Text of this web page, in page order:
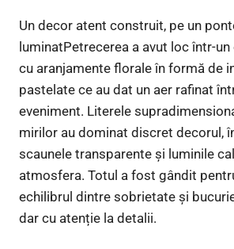
Un decor atent construit, pe un
luminatPetrecerea a avut loc într-
cu aranjamente florale în formă de
pastelate ce au dat un aer rafinat
eveniment. Literele
mirilor au dominat discret decorul,
scaunele transparente și luminile
atmosfera. Totul a fost gândit
echilibrul dintre sobrietate și
dar cu atenție la detalii.